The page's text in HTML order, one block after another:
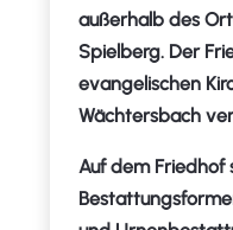
außerhalb des
Spielberg. Der
evangelischen
Wächtersbach
Auf dem Friedhof